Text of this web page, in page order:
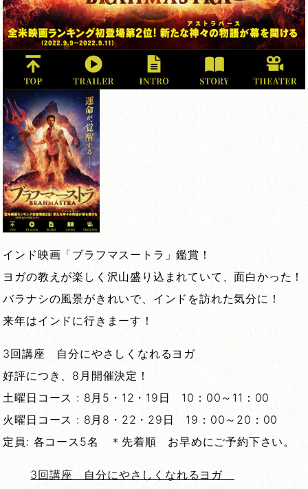
インド映画「ブラフマスートラ」鑑賞！
ヨガの教えが楽しく沢山盛り込まれていて、面白かった！
バラナシの風景がきれいで、インドを訪れた気分に！
来年はインドに行きまーす！
3回講座 自分にやさしくなれるヨガ
好評につき、8月開催決定！
土曜日コース : 8月5・12・19日 10：00～11：00
火曜日コース : 8月8・22・29日 19：00～20：00
定員: 各コース5名 ＊先着順 お早めにご予約下さい。
3回講座 自分にやさしくなれるヨガ